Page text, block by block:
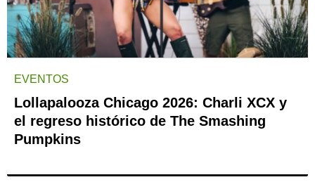
EVENTOS
Lollapalooza Chicago 2026: Charli XCX y
el regreso histórico de The Smashing
Pumpkins